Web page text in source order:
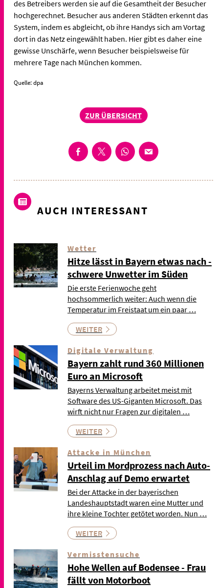
des Betreibers werden sie auf die Gesamtheit der Besucher
hochgerechnet. Besucher aus anderen Städten erkennt das
System, indem es abgleicht, ob ihre Handys sich am Vortag
dort in das Netz eingewählt haben. Hier gibt es daher eine
gewisse Unschärfe, wenn Besucher beispielsweise für
mehrere Tage nach München kommen.
Quelle: dpa
ZUR ÜBERSICHT
AUCH INTERESSANT
Wetter
Hitze lässt in Bayern etwas nach -
schwere Unwetter im Süden
Die erste Ferienwoche geht
hochsommerlich weiter: Auch wenn die
Temperatur im Freistaat um ein paar …
WEITER
Digitale Verwaltung
Bayern zahlt rund 360 Millionen
Euro an Microsoft
Bayerns Verwaltung arbeitet meist mit
Software des US-Giganten Microsoft. Das
wirft nicht nur Fragen zur digitalen …
WEITER
Attacke in München
Urteil im Mordprozess nach Auto-
Anschlag auf Demo erwartet
Bei der Attacke in der bayerischen
Landeshauptstadt waren eine Mutter und
ihre kleine Tochter getötet worden. Nun …
WEITER
Vermisstensuche
Hohe Wellen auf Bodensee - Frau
fällt von Motorboot